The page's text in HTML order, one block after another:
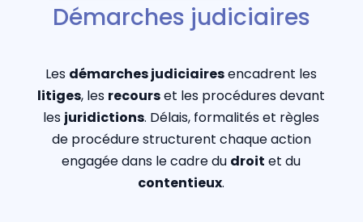
Démarches judiciaires
Les démarches judiciairesencadrent les
litiges, les recourset les procédures devant
les juridictions. Délais, formalités et règles
de procédure structurent chaque action
engagée dans le cadre du droit et du
contentieux.